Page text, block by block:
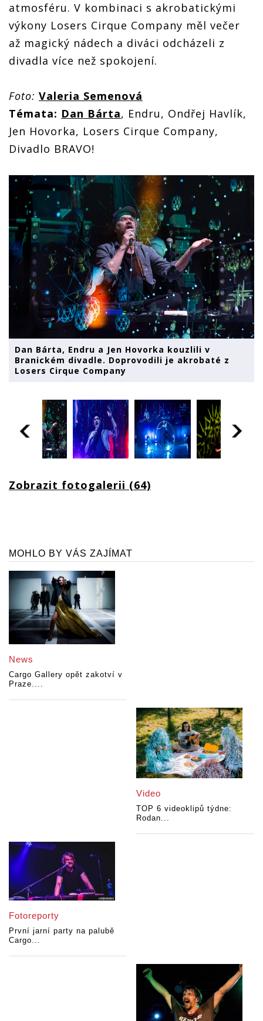
atmosféru. V kombinaci s akrobatickými
výkony Losers Cirque Company měl večer
až magický nádech a diváci odcházeli z
divadla více než spokojení.
Foto: Valeria Semenová
Témata: Dan Bárta, Endru, Ondřej Havlík,
Jen Hovorka, Losers Cirque Company,
Divadlo BRAVO!
Dan Bárta, Endru a Jen Hovorka kouzlili v
Branickém divadle. Doprovodili je akrobaté z
Losers Cirque Company
Zobrazit fotogalerii (64)
MOHLO BY VÁS ZAJÍMAT
News
Cargo Gallery opět zakotví v
Praze....
Video
TOP 6 videoklipů týdne:
Rodan...
Fotoreporty
První jarní party na palubě
Cargo...